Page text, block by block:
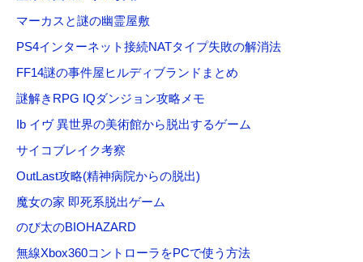
マーカスと謎の幽霊屋敷
PS4インターネット接続NATタイプ失敗の解消法
FF14謎の事件屋ヒルディブランドまとめ
謎解きRPG IQダンジョン攻略メモ
Ib イヴ 異世界の美術館から脱出するゲーム
サイコブレイク考察
OutLast攻略(精神病院からの脱出)
魔女の家 即死系脱出ゲーム
のび太のBIOHAZARD
無線Xbox360コントローラをPCで使う方法